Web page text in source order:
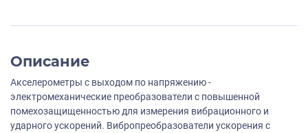
Описание
Акселерометры с выходом по напряжению -
электромеханические преобразователи с повышенной
помехозащищенностью для измерения вибрационного и
ударного ускорений. Вибропреобразователи ускорения с